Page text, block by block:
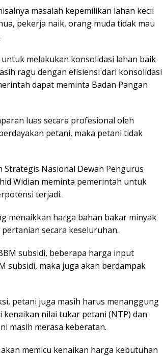
masalah kepemilikan lahan kecil
pekerja naik, orang muda tidak mau
melakukan konsolidasi lahan baik
ragu dengan efisiensi dari konsolidasi
dapat meminta Badan Pangan
luas secara profesional oleh
petani, maka petani tidak
Strategis Nasional Dewan Pengurus
Widian meminta pemerintah untuk
terjadi.
menaikkan harga bahan bakar minyak
secara keseluruhan.
subsidi, beberapa harga input
subsidi, maka juga akan berdampak
petani juga masih harus menanggung
nilai tukar petani (NTP) dan
masih merasa keberatan.
memicu kenaikan harga kebutuhan